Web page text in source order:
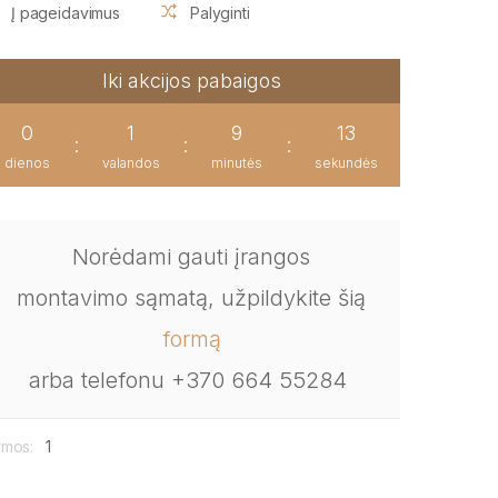
Į pageidavimus Palyginti
Iki akcijos pabaigos
0
dienos
:
1
valandos
:
9
minutės
:
12
sekundės
Norėdami gauti įrangos
montavimo sąmatą, užpildykite šią
formą
arba telefonu +370 664 55284
1